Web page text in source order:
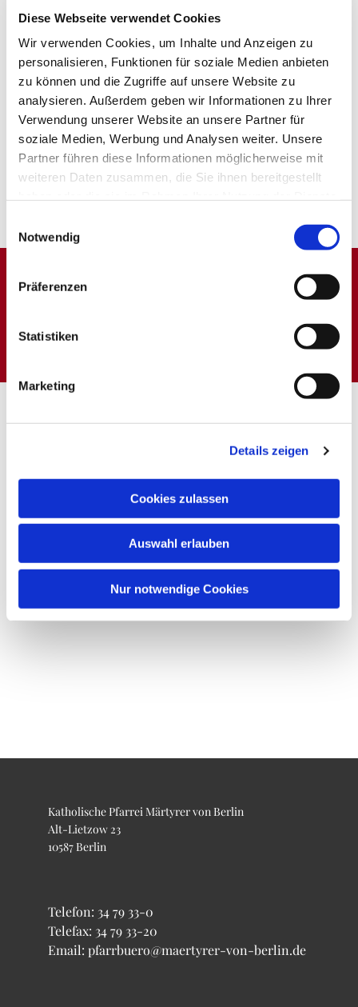
Diese Webseite verwendet Cookies
Wir verwenden Cookies, um Inhalte und Anzeigen zu
personalisieren, Funktionen für soziale Medien anbieten
zu können und die Zugriffe auf unsere Website zu
analysieren. Außerdem geben wir Informationen zu Ihrer
Verwendung unserer Website an unsere Partner für
soziale Medien, Werbung und Analysen weiter. Unsere
Partner führen diese Informationen möglicherweise mit
weiteren Daten zusammen, die Sie ihnen bereitgestellt
Notwendig
Präferenzen
Statistiken
Marketing
Details zeigen
Cookies zulassen
Auswahl erlauben
Nur notwendige Cookies
Katholische Pfarrei Märtyrer von Berlin
Alt-Lietzow 23
10587 Berlin
Telefon: 34 79 33-0
Telefax: 34 79 33-20
Email: pfarrbuero@maertyrer-von-berlin.de